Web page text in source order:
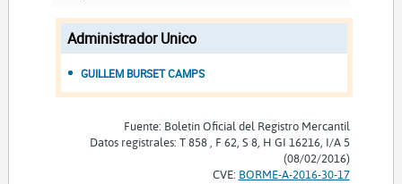
Administrador Unico
GUILLEM BURSET CAMPS
Fuente: Boletín Oficial del Registro Mercantil
Datos registrales: T 858 , F 62, S 8, H GI 16216, I/A 5
(08/02/2016)
CVE: BORME-A-2016-30-17